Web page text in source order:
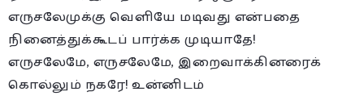
எருசலேமுக்கு வெளியே மடிவது என்பதை
நினைத்துக்கூடப் பார்க்க முடியாதே!
எருசலேமே, எருசலேமே, இறைவாக்கினரைக்
கொல்லும் நகரே! உன்னிடம்